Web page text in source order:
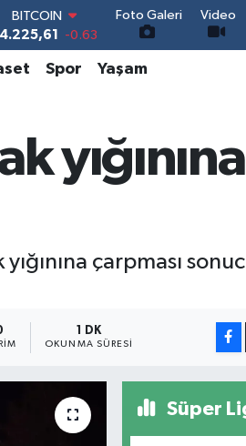
DOLAR
47,7143
0.16
EURO
-0.02
0.45
BİST100
70
Foto Galeri Video
Spor Yaşam
çarpması
1 DK
OKUNMA SÜRESI
Süper